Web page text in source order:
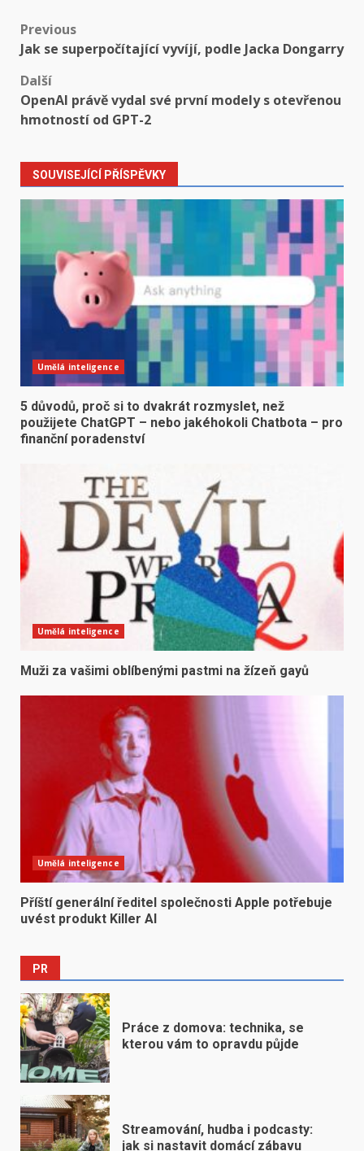
Post
navigation
Previous
Jak se superpočítající vyvíjí, podle Jacka Dongarry
Další
OpenAI právě vydal své první modely s otevřenou
hmotností od GPT-2
SOUVISEJÍCÍ PŘÍSPĚVKY
Umělá inteligence
5 důvodů, proč si to dvakrát rozmyslet, než
použijete ChatGPT – nebo jakéhokoli Chatbota – pro
finanční poradenství
Umělá inteligence
Muži za vašimi oblíbenými pastmi na žízeň gayů
Umělá inteligence
Příští generální ředitel společnosti Apple potřebuje
uvést produkt Killer AI
PR
Práce z domova: technika, se
kterou vám to opravdu půjde
Streamování, hudba i podcasty:
jak si nastavit domácí zábavu